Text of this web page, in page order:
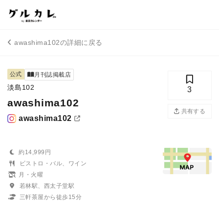
awashima102の詳細に戻る
公式 月刊誌掲載店
淡島102
awashima102
awashima102
3
共有する
約14,999円
ビストロ・バル、ワイン
月・火曜
若林駅、西太子堂駅
三軒茶屋から徒歩15分